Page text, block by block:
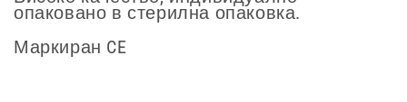
опаковано в стерилна опаковка.
Маркиран CE